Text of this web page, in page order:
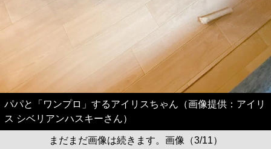
パパと「ワンプロ」するアイリスちゃん（画像提供：アイリ
ス シベリアンハスキーさん）
まだまだ画像は続きます。画像（3/11）